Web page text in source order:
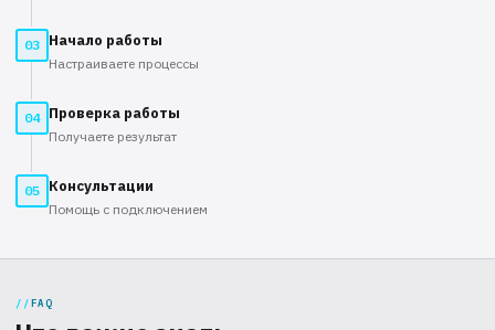
03 Начало работы
Настраиваете процессы
04 Проверка работы
Получаете результат
05 Консультации
Помощь с подключением
FAQ